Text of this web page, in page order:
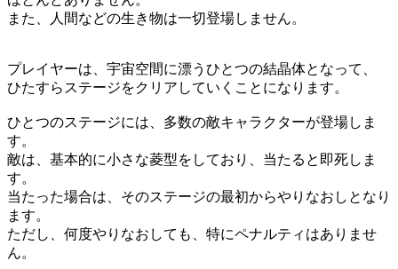
また、人間などの生き物は一切登場しません。
プレイヤーは、宇宙空間に漂うひとつの結晶体となって、
ひたすらステージをクリアしていくことになります。
ひとつのステージには、多数の敵キャラクターが登場しま
す。
敵は、基本的に小さな菱型をしており、当たると即死しま
す。
当たった場合は、そのステージの最初からやりなおしとなり
ます。
ただし、何度やりなおしても、特にペナルティはありませ
ん。